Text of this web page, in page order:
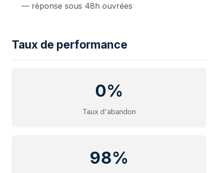
— réponse sous 48h ouvrées
Taux de performance
0%
Taux d'abandon
98%